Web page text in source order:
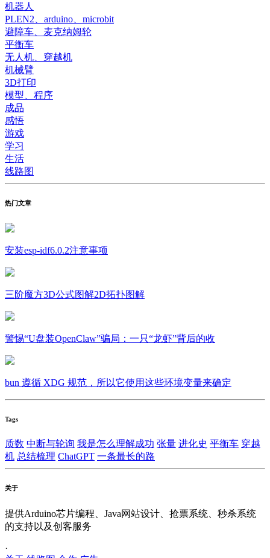
机器人
PLEN2、arduino、microbit
避障车、麦克纳姆轮
平衡车
无人机、穿越机
机械臂
3D打印
模型、程序
成品
感悟
游戏
学习
生活
线路图
热门文章
安装esp-idf6.0.2注意事项
三阶魔方3D公式图解2D拓扑图解
警惕“U盘装OpenClaw”骗局：一只“龙虾”背后的收
bun 遵循 XDG 规范，所以它使用这些环境变量来确定
Tags
质数 中断与轮询 我是怎么理解成功 张量 进化史 平衡车 穿越
机 总结梳理 ChatGPT 一条最长的路
关于
提供Arduino芯片编程、Java网站设计、抢票系统、秒杀系统
的支持以及创客服务
·